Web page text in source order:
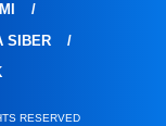
SIBER
RESERVED